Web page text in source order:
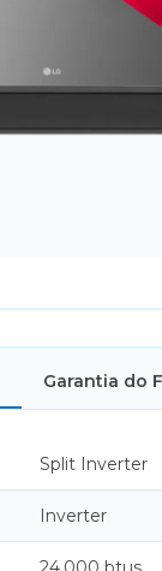
Garantia do
Split Inverter
Inverter